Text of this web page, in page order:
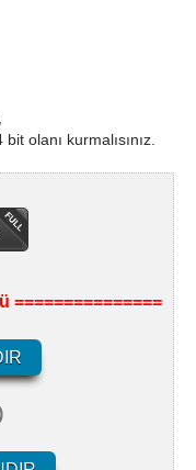
olanı kurmalısınız.
===============